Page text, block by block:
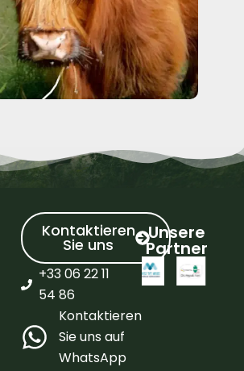
Kontaktieren
Sie uns
+33 06 22 11
54 86
Kontaktieren
Sie uns auf
WhatsApp
Unsere
Partner